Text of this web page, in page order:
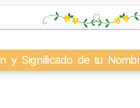
y Significado de tu